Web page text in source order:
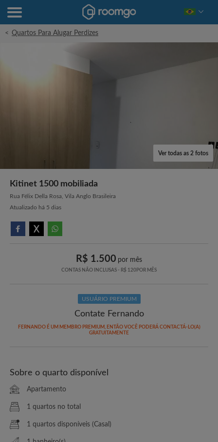
< Quartos Para Alugar Perdizes
Ver todas as 2 fotos
Kitinet 1500 mobiliada
Rua Félix Della Rosa, Vila Anglo Brasileira
Atualizado há 5 dias
R$ 1.500 por mês
CONTAS NÃO INCLUSAS - R$ 120POR MÊS
USUÁRIO PREMIUM
Contate Fernando
FERNANDO É UM MEMBRO PREMIUM, ENTÃO VOCÊ PODERÁ CONTACTÁ-LO(A)
GRATUITAMENTE
Sobre o quarto disponível
Apartamento
1 quartos no total
1 quartos disponíveis (Casal)